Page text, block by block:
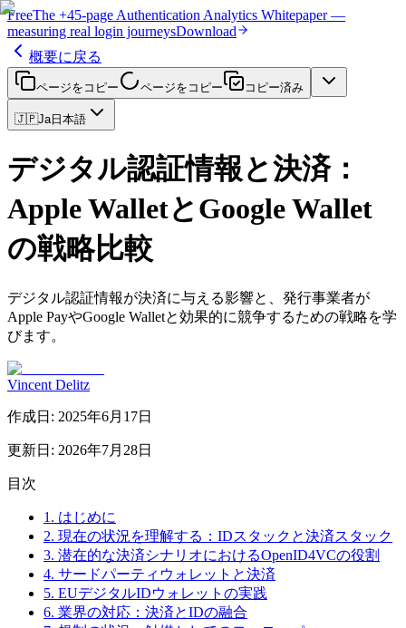
FreeThe +45-page Authentication Analytics Whitepaper —
measuring real login journeysDownload
概要に戻る
ページをコピー ページをコピー コピー済み
🇯🇵Ja日本語
デジタル認証情報と決済：
Apple WalletとGoogle Wallet
の戦略比較
デジタル認証情報が決済に与える影響と、発行事業者が
Apple PayやGoogle Walletと効果的に競争するための戦略を学
びます。
Vincent Delitz
作成日 : 2025年6月17日
更新日 : 2026年7月28日
目次
1. はじめに
2. 現在の状況を理解する：IDスタックと決済スタック
3. 潜在的な決済シナリオにおけるOpenID4VCの役割
4. サードパーティウォレットと決済
5. EUデジタルIDウォレットの実践
6. 業界の対応：決済とIDの融合